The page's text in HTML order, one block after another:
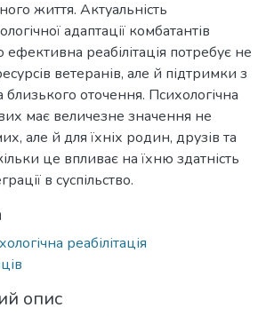
життя. Актуальність
адаптації комбатантів
реабілітація потребує не
ветеранів, але й підтримки з
близького оточення. Психологічна
має величезне значення не
але й для їхніх родин, друзів та
це впливає на їхню здатність
в суспільство.
реабілітація
опис